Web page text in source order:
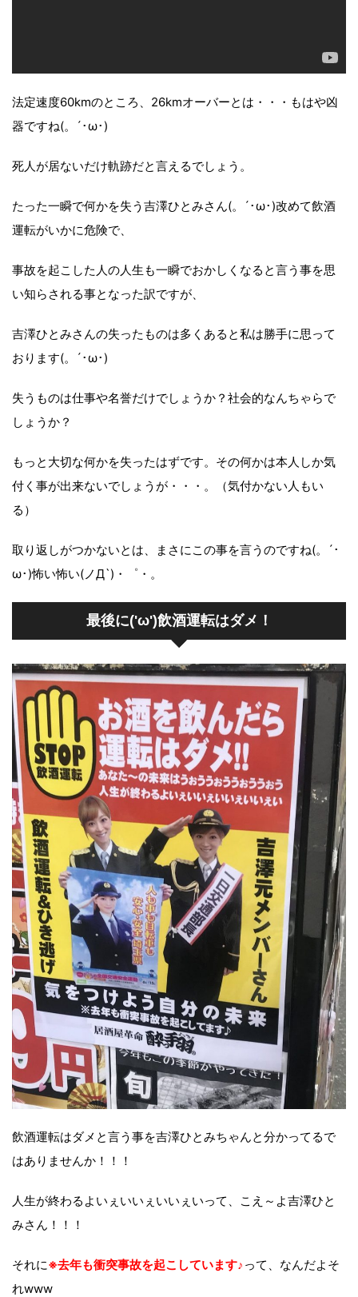
法定速度60kmのところ、26kmオーバーとは・・・もはや凶
器ですね(。´･ω･)
死人が居ないだけ軌跡だと言えるでしょう。
たった一瞬で何かを失う吉澤ひとみさん(。´･ω･)改めて飲酒
運転がいかに危険で、
事故を起こした人の人生も一瞬でおかしくなると言う事を思
い知らされる事となった訳ですが、
吉澤ひとみさんの失ったものは多くあると私は勝手に思って
おります(。´･ω･)
失うものは仕事や名誉だけでしょうか？社会的なんちゃらで
しょうか？
もっと大切な何かを失ったはずです。その何かは本人しか気
付く事が出来ないでしょうが・・・。（気付かない人もい
る）
取り返しがつかないとは、まさにこの事を言うのですね(。´･
ω･)怖い怖い(ノД`)・゜・。
最後に('ω')飲酒運転はダメ！
飲酒運転はダメと言う事を吉澤ひとみちゃんと分かってるで
はありませんか！！！
人生が終わるよいぇいいぇいいぇいって、こえ～よ吉澤ひと
みさん！！！
それに※去年も衝突事故を起こしています♪ って、なんだよそ
れwww